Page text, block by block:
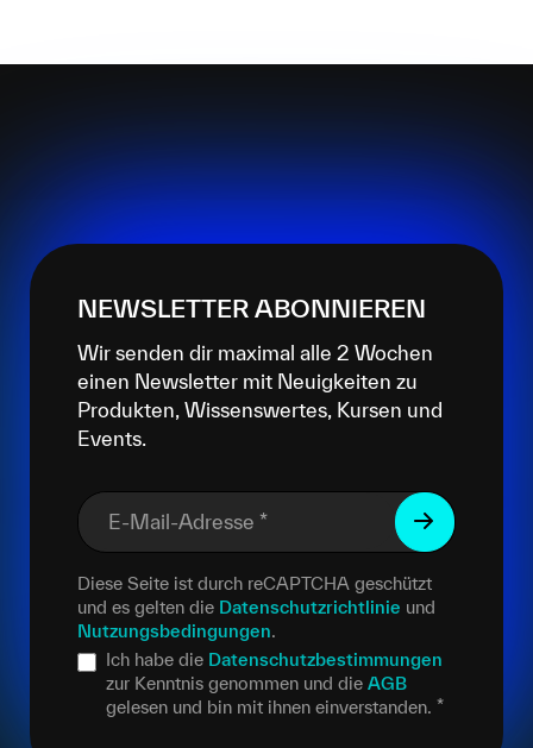
NEWSLETTER ABONNIEREN
Wir senden dir maximal alle 2 Wochen
einen Newsletter mit Neuigkeiten zu
Produkten, Wissenswertes, Kursen und
Events.
E-Mail-Adresse *
Diese Seite ist durch reCAPTCHA geschützt
und es gelten die Datenschutzrichtlinie und
Nutzungsbedingungen.
Ich habe die Datenschutzbestimmungen
zur Kenntnis genommen und die AGB
gelesen und bin mit ihnen einverstanden. *